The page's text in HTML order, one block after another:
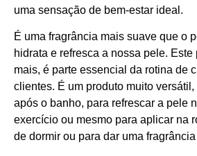
uma sensação de bem-estar ideal.
É uma fragrância mais suave que o
hidrata e refresca a nossa pele. Este
mais, é parte essencial da rotina de
clientes. É um produto muito
após o banho, para refrescar a pele
exercício ou mesmo para aplicar na
de dormir ou para dar uma